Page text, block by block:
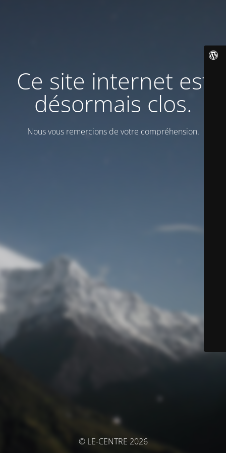
Ce site internet est
désormais clos.
Nous vous remercions de votre compréhension.
© LE-CENTRE 2026